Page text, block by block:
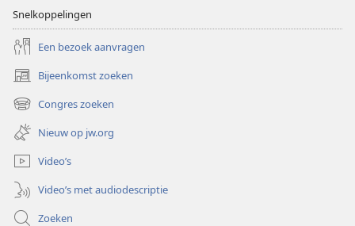
Snelkoppelingen
Een bezoek aanvragen
Bijeenkomst zoeken
(opent
nieuw
venster)
Congres zoeken
(opent
nieuw
venster)
Nieuw op jw.org
Video’s
Video’s met audiodescriptie
Zoeken